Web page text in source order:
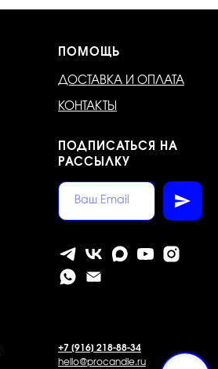
ПОМОЩЬ
ДОСТАВКА И ОПЛАТА
КОНТАКТЫ
ПОДПИСАТЬСЯ НА
РАССЫЛКУ
+7 [916] 218-88-34
hello@procandle.ru